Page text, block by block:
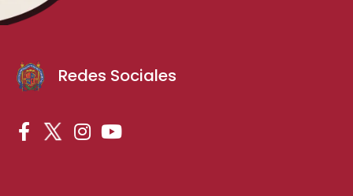
Redes Sociales